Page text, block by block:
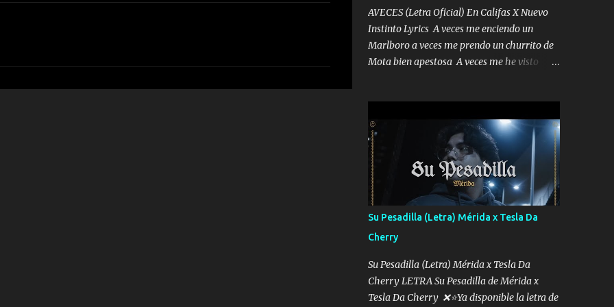
AVECES (Letra Oficial) En Califas X Nuevo
Instinto Lyrics A veces me enciendo un
Marlboro a veces me prendo un churrito de
Mota bien apestosa A veces me he visto
me mandó yo tengo el control a todos yo les
paro el dedo soy hocicon un malcriado un
malandrón Que Les importa no saben nada
falsas las risas las que me miran hay gente
corriente no quieren verte subir de level
trucha mis plebes Música A veces me pongo
un sombrero a veces me ven la cachucha de
lado con la mirada siempre en alto A veces
me fajó una super o a veces me fajó una
Glock siempre armado todas las
generaciones yo traigo El chiste es que hago
Su Pesadilla (Letra) Mérida x Tesla Da
Cherry
Su Pesadilla (Letra) Mérida x Tesla Da
Cherry LETRA Su Pesadilla de Mérida x
Tesla Da Cherry ❌⭐Ya disponible la letra de